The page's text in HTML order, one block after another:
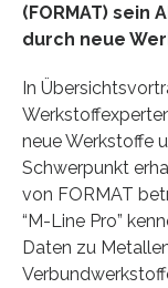
(FORMAT)
durch neue
In
neue Werkstoffe
Schwerpunkt
von FORMAT
“M-Line Pro”
Daten zu